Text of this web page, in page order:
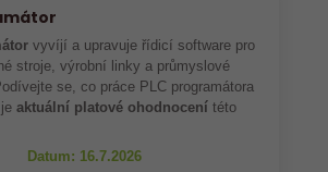
vyvíjí a upravuje řídicí software pro
stroje, výrobní linky a průmyslové
se, co práce PLC programátora
aktuální platové ohodnocení této
Datum: 16.7.2026